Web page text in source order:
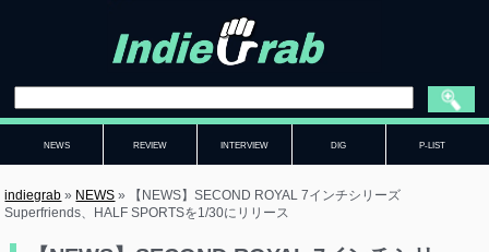
NEWS REVIEW INTERVIEW DIG P-LIST
indiegrab » NEWS »
【NEWS】SECOND ROYAL 7インチシリーズ
Superfriends、HALF SPORTSを1/30にリリース